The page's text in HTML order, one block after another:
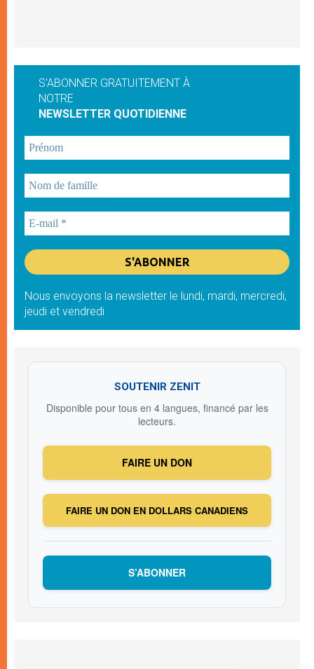
S'ABONNER GRATUITEMENT À
NOTRE
NEWSLETTER QUOTIDIENNE
Nous envoyons la newsletter le lundi, mardi, mercredi,
jeudi et vendredi
SOUTENIR ZENIT
Disponible pour tous en 4 langues, financé par les
lecteurs.
FAIRE UN DON
FAIRE UN DON EN DOLLARS CANADIENS
S’ABONNER